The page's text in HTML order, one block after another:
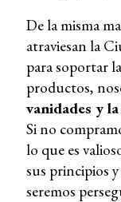
De la misma
atraviesan la
para soportar
productos,
vanidades y
Si no
lo que es
sus principios
seremos